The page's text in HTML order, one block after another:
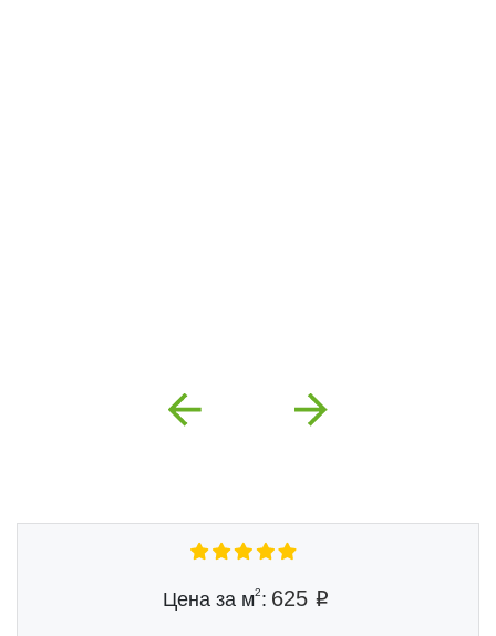
Previous Next
Цена за м2: 625